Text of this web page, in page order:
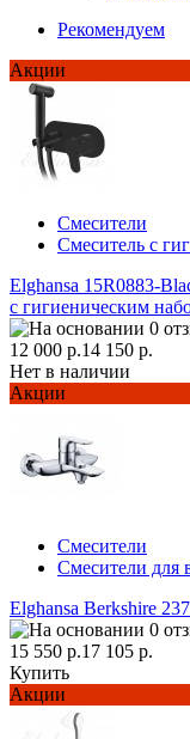
Рекомендуем
Акции
Смесители
Смеситель с
Elghansa 15R0883-
с гигиеническим
12 000 р.14 150 р.
Нет в наличии
Акции
Смесители
Смесители для
Elghansa Berkshire
15 550 р.17 105 р.
Купить
Акции